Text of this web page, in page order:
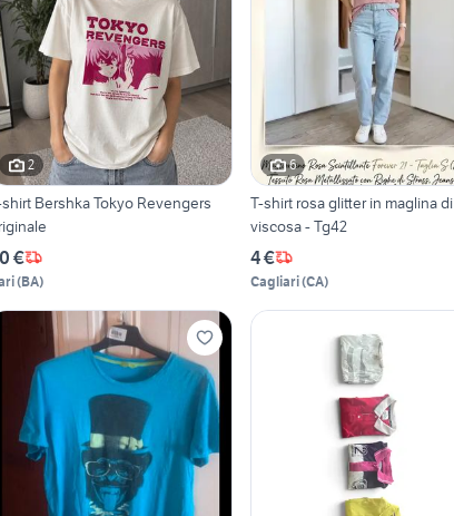
2
Bershka Tokyo Revengers
€
(BA)
6
T-shirt rosa glitter in maglina di
viscosa - Tg42
4 €
Cagliari(CA)